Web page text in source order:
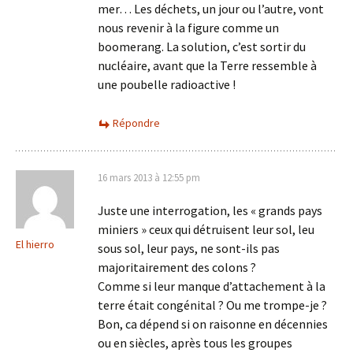
mer… Les déchets, un jour ou l’autre, vont
nous revenir à la figure comme un
boomerang. La solution, c’est sortir du
nucléaire, avant que la Terre ressemble à
une poubelle radioactive !
Répondre
El hierro
16 mars 2013 à 12:55 pm
Juste une interrogation, les « grands pays
miniers » ceux qui détruisent leur sol, leu
sous sol, leur pays, ne sont-ils pas
majoritairement des colons ?
Comme si leur manque d’attachement à la
terre était congénital ? Ou me trompe-je ?
Bon, ca dépend si on raisonne en décennies
ou en siècles, après tous les groupes